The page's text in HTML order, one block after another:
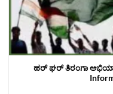
ಹರ್ ಘರ್ ತಿರಂಗಾ